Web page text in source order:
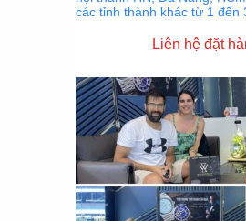
các tỉnh thành khác từ 1 đến
Liên hệ đặt